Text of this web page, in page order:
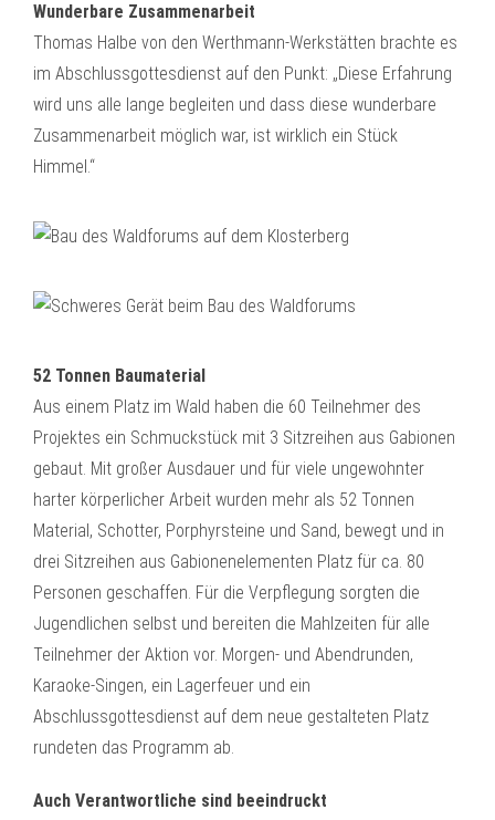
Wunderbare Zusammenarbeit
Thomas Halbe von den Werthmann-Werkstätten brachte es
im Abschlussgottesdienst auf den Punkt: „Diese Erfahrung
wird uns alle lange begleiten und dass diese wunderbare
Zusammenarbeit möglich war, ist wirklich ein Stück
Himmel.“
52 Tonnen Baumaterial
Aus einem Platz im Wald haben die 60 Teilnehmer des
Projektes ein Schmuckstück mit 3 Sitzreihen aus Gabionen
gebaut. Mit großer Ausdauer und für viele ungewohnter
harter körperlicher Arbeit wurden mehr als 52 Tonnen
Material, Schotter, Porphyrsteine und Sand, bewegt und in
drei Sitzreihen aus Gabionenelementen Platz für ca. 80
Personen geschaffen. Für die Verpflegung sorgten die
Jugendlichen selbst und bereiten die Mahlzeiten für alle
Teilnehmer der Aktion vor. Morgen- und Abendrunden,
Karaoke-Singen, ein Lagerfeuer und ein
Abschlussgottesdienst auf dem neue gestalteten Platz
rundeten das Programm ab.
Auch Verantwortliche sind beeindruckt